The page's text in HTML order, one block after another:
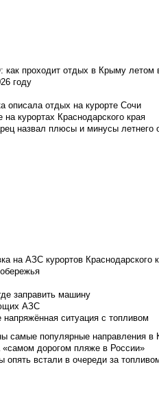
проходит отдых в Крыму летом
году
описала отдых на курорте Сочи
курортах Краснодарского края
назвал плюсы и минусы летнего
на АЗС курортов Краснодарского
заправить машину
АЗС
ситуация с топливом
самые популярные направления в
«самом дорогом пляже в России»
опять встали в очереди за